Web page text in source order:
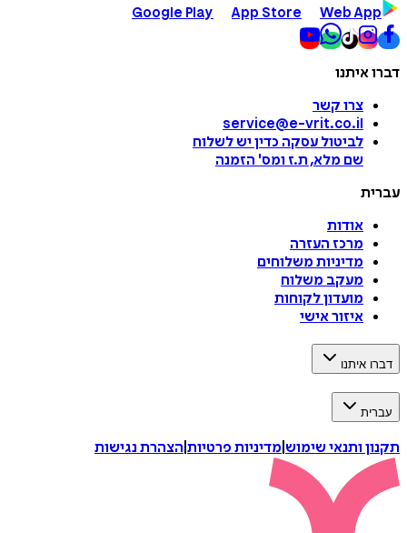
Google Play
App Store Web App
דברו איתנו
צרו קשר
service@e-vrit.co.il
לביטול עסקה כדין יש לשלוח
שם מלא, ת.ז ומס' הזמנה
עברית
אודות
מרכז העזרה
מדיניות משלוחים
מעקב משלוח
מועדון לקוחות
איזור אישי
דברו איתנו
עברית
תקנון ותנאי שימוש מדיניות פרטיות הצהרת נגישות